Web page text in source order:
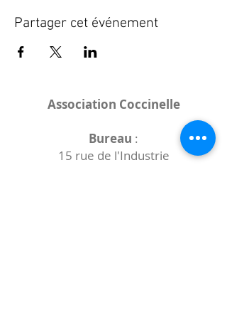
Partager cet événement
Association Coccinelle
Bureau :
15 rue de l'Industrie